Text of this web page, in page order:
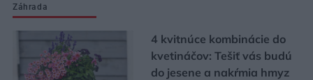
Záhrada
4 kvitnúce kombinácie do
kvetináčov: Tešiť vás budú
do jesene a nakŕmia hmyz